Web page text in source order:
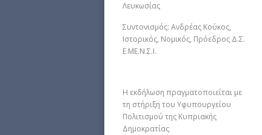
Λευκωσίας
Συντονισμός: Ανδρέας Κούκος,
Ιστορικός, Νομικός, Πρόεδρος Δ.Σ.
Ε.ΜΕ.Ν.Σ.Ι.
Η εκδήλωση πραγματοποιείται με
τη στήριξη του Υφυπουργείου
Πολιτισμού της Κυπριακής
Δημοκρατίας